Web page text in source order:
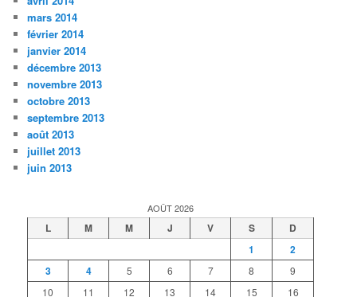
mars 2014
février 2014
janvier 2014
décembre 2013
novembre 2013
octobre 2013
septembre 2013
août 2013
juillet 2013
juin 2013
AOÛT 2026
L M M J V S
D
1
2
3
4 5 6 7 8
9
10
11 12 13 14 15 16